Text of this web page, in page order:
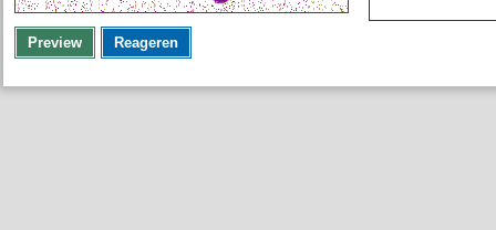
Preview Reageren